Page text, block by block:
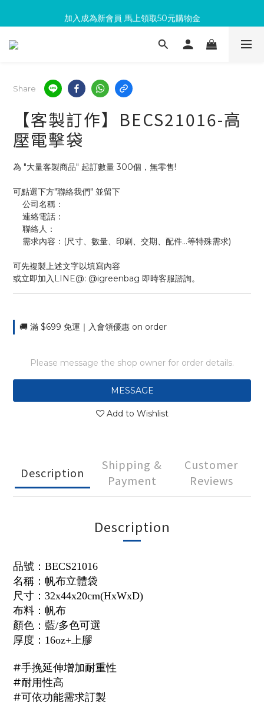
滿300回饋10%購物金
加入成為新會員 馬上領取50元購物金
滿300回饋10%購物金
Share
【客製訂作】BECS21016-高
壓電擊袋
為 "大量客製商品" 起訂數量 300個，無零售!
可點選下方"聯絡我們" 並留下
    公司名稱：
    連絡電話：
    聯絡人：
    需求內容：(尺寸、數量、印刷、交期、配件...等特殊需求)
可先複製上述文字以填寫內容
或立即加入LINE@: @igreenbag 即時客服諮詢。
🚚 滿 $699 免運｜入會領優惠 on order
Please message the shop owner for order details.
MESSAGE
Add to Wishlist
Description
Shipping &
Payment
Customer
Reviews
Description
品號： BECS21016
名稱：帆布立體袋
尺寸：32x44x20cm(HxWxD)
布料：帆布
顏色：藍/多色可選
厚度： 16oz+上膠
#手挽延伸增加耐重性
#耐用性高
#可依功能需求訂製